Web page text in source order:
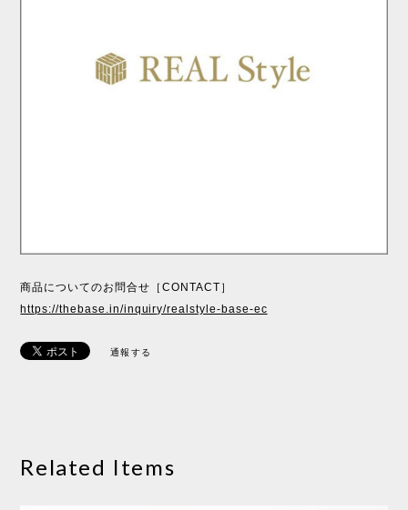
商品についてのお問合せ［CONTACT］
https://thebase.in/inquiry/realstyle-base-ec
通報する
Related Items